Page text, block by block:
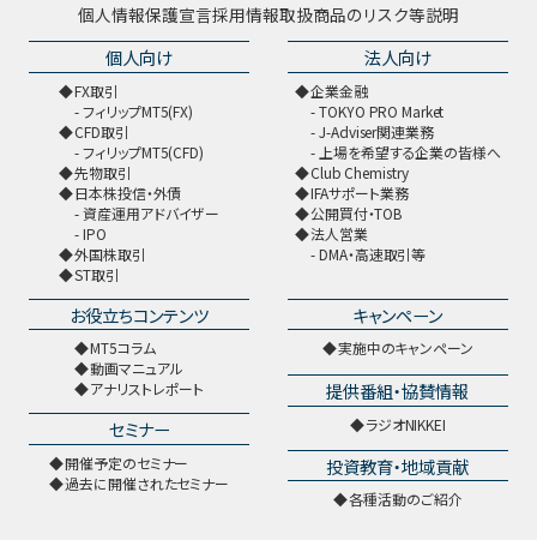
個人情報保護宣言採用情報取扱商品のリスク等説明
個人向け
FX取引
フィリップMT5(FX)
CFD取引
フィリップMT5(CFD)
先物取引
日本株投信・外債
資産運用アドバイザー
IPO
外国株取引
ST取引
法人向け
企業金融
TOKYO PRO Market
J-Adviser関連業務
上場を希望する企業の皆様へ
Club Chemistry
IFAサポート業務
公開買付・TOB
法人営業
DMA・高速取引等
お役立ちコンテンツ
MT5コラム
動画マニュアル
アナリストレポート
セミナー
開催予定のセミナー
過去に開催されたセミナー
キャンペーン
実施中のキャンペーン
提供番組・協賛情報
ラジオNIKKEI
投資教育・地域貢献
各種活動のご紹介